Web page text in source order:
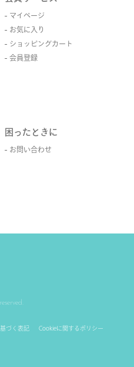
マイページ
お気に入り
ショッピングカート
会員登録
困ったときに
お問い合わせ
づく表記 Cookieに関するポリシー